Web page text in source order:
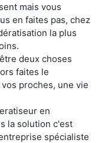
mais vous
en faites pas, chez
la plus
deux choses
faites le
proches, une vie
en
la solution c'est
spécialiste